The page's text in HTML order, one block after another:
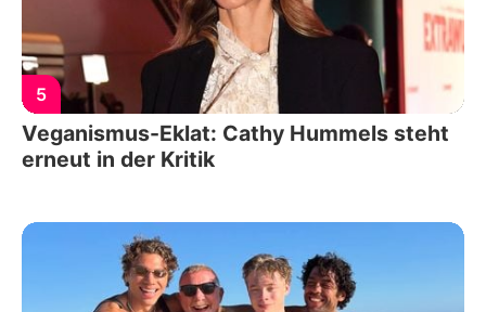
5
Veganismus-Eklat: Cathy Hummels steht
erneut in der Kritik